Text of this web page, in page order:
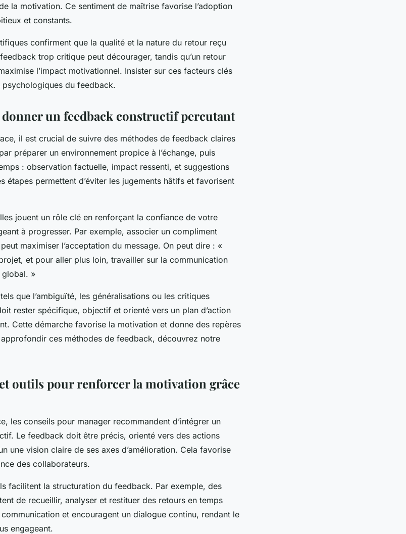
la motivation. Ce sentiment de maîtrise favorise l’adoption
et constants.
confirment que la qualité et la nature du retour reçu
trop critique peut décourager, tandis qu’un retour
l’impact motivationnel. Insister sur ces facteurs clés
psychologiques du feedback.
un feedback constructif percutant
il est crucial de suivre des méthodes de feedback claires
préparer un environnement propice à l’échange, puis
: observation factuelle, impact ressenti, et suggestions
étapes permettent d’éviter les jugements hâtifs et favorisent
jouent un rôle clé en renforçant la confiance de votre
à progresser. Par exemple, associer un compliment
maximiser l’acceptation du message. On peut dire : «
et pour aller plus loin, travailler sur la communication
global. »
que l’ambiguïté, les généralisations ou les critiques
rester spécifique, objectif et orienté vers un plan d’action
Cette démarche favorise la motivation et donne des repères
ces méthodes de feedback, découvrez notre
outils pour renforcer la motivation grâce
les conseils pour manager recommandent d’intégrer un
Le feedback doit être précis, orienté vers des actions
une vision claire de ses axes d’amélioration. Cela favorise
des collaborateurs.
facilitent la structuration du feedback. Par exemple, des
de recueillir, analyser et restituer des retours en temps
et encouragent un dialogue continu, rendant le
engageant.